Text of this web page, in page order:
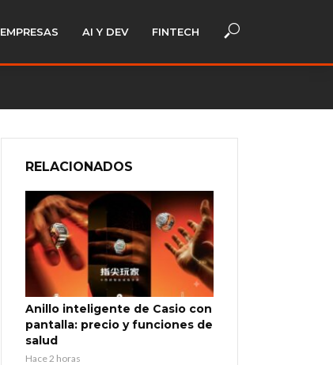
EMPRESAS AI Y DEV FINTECH
RELACIONADOS
Anillo inteligente de Casio con
pantalla: precio y funciones de
salud
Hace 2 horas